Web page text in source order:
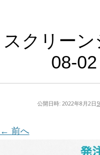
スクリー
08-
公開日時: 2022年8月2日
← 前へ